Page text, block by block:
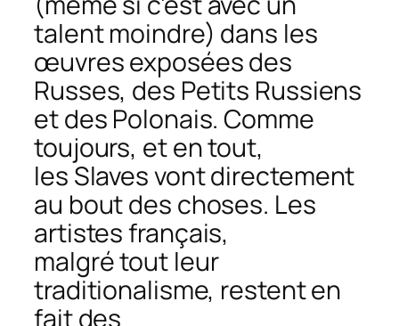
talent moindre) dans les
œuvres exposées des
Russes, des Petits Russiens
et des Polonais. Comme
toujours, et entout,
les Slaves vont directement
au bout des choses. Les
artistesfrançais,
malgrétout leur
traditionalisme, restent en
fait des